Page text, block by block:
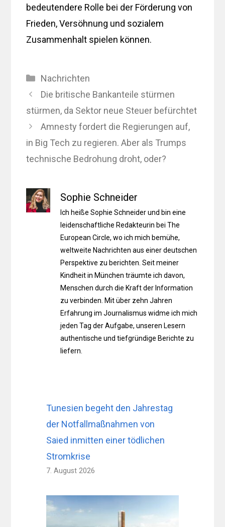
bedeutendere Rolle bei der Förderung von
Frieden, Versöhnung und sozialem
Zusammenhalt spielen können.
Kategorien
Nachrichten
Die britische Bankanteile stürmen
stürmen, da Sektor neue Steuer befürchtet
Amnesty fordert die Regierungen auf,
in Big Tech zu regieren. Aber als Trumps
technische Bedrohung droht, oder?
Sophie Schneider
Ich heiße Sophie Schneider und bin eine
leidenschaftliche Redakteurin bei The
European Circle, wo ich mich bemühe,
weltweite Nachrichten aus einer deutschen
Perspektive zu berichten. Seit meiner
Kindheit in München träumte ich davon,
Menschen durch die Kraft der Information
zu verbinden. Mit über zehn Jahren
Erfahrung im Journalismus widme ich mich
jeden Tag der Aufgabe, unseren Lesern
authentische und tiefgründige Berichte zu
liefern.
Tunesien begeht den Jahrestag
der Notfallmaßnahmen von
Saied inmitten einer tödlichen
Stromkrise
7. August 2026